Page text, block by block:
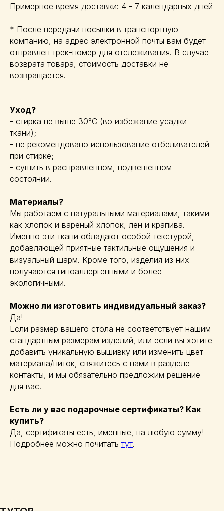
Примерное время доставки: 4 - 7 календарных дней
* После передачи посылки в транспортную
компанию, на адрес электронной почты вам будет
отправлен трек-номер для отслеживания. В случае
возврата товара, стоимость доставки не
возвращается.
Уход?
- стирка не выше 30°C (во избежание усадки
ткани);
- не рекомендовано использование отбеливателей
при стирке;
- сушить в расправленном, подвешенном
состоянии.
Материалы?
Мы работаем с натуральными материалами, такими
как хлопок и вареный хлопок, лен и крапива.
Именно эти ткани обладают особой текстурой,
добавляющей приятные тактильные ощущения и
визуальный шарм. Кроме того, изделия из них
получаются гипоаллергенными и более
экологичными.
Можно ли изготовить индивидуальный заказ?
Да!
Если размер вашего стола не соответствует нашим
стандартным размерам изделий, или если вы хотите
добавить уникальную вышивку или изменить цвет
материала/ниток, свяжитесь с нами в разделе
контакты, и мы обязательно предложим решение
для вас.
Есть ли у вас подарочные сертификаты? Как
купить?
Да, сертификаты есть, именные, на любую сумму!
Подробнее можно почитать тут.